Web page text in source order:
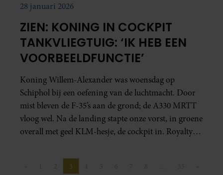
28 januari 2026
ZIEN: KONING IN COCKPIT
TANKVLIEGTUIG: ‘IK HEB EEN
VOORBEELDFUNCTIE’
Koning Willem-Alexander was woensdag op
Schiphol bij een oefening van de luchtmacht. Door
mist bleven de F-35’s aan de grond; de A330 MRTT
vloog wel. Na de landing stapte onze vorst, in groene
overall met geel KLM-hesje, de cockpit in. Royalty
PaginaPagina
3